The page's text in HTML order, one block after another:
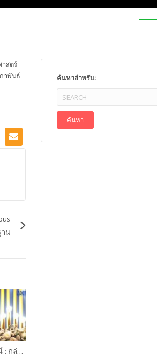
Most Ven Dr. Thch Quang
Ba, Australia
สตร์
าพันธ์
น
พระวิเทศปุญญาภรณ์ : กล่าวแสดงความยินดี
ค้นหาสำหรับ: